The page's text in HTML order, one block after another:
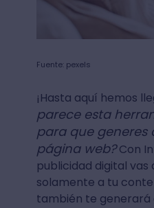
Fuente: pexels
¡Hasta aquí hemos
parece esta
para que generes
página web?Con
publicidad digital
solamente a tu
también te generará